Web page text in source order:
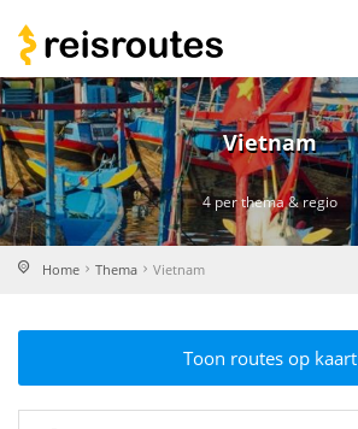
Vietnam
4 per thema & regio
Home Thema Vietnam
Toon routes op kaart